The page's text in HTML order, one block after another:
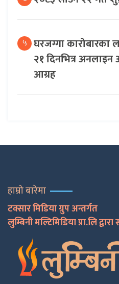
५ घरजग्गा कारोबारका
२१ दिनभित्र
आग्रह
हाम्रो बारेमा
टक्सार मिडिया ग्रुप अन्तर्गत
लुम्बिनी मल्टिमिडिया प्रा.लि